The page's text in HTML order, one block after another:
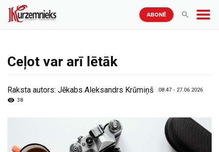
ABONĒ
Ceļot var arī lētāk
Raksta autors: Jēkabs Aleksandrs Krūmiņš
08:47 - 27.06.2026
38